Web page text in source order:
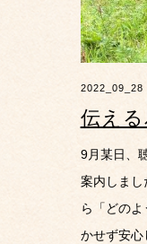
2022_09_28
伝える
9月某日、
案内しまし
ら「どの
かせず安心